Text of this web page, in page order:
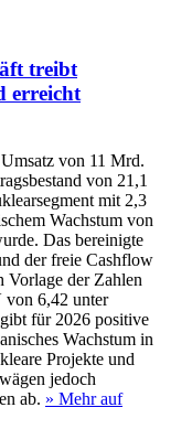
treibt
erreicht
von 11 Mrd.
von 21,1
mit 2,3
Wachstum von
Das bereinigte
der freie Cashflow
Vorlage der Zahlen
6,42 unter
für 2026 positive
Wachstum in
Projekte und
jedoch
ab. » Mehr auf